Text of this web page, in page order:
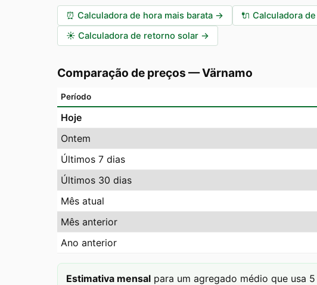
⏰ Calculadora de hora mais barata → 🔌 Calculadora
☀️ Calculadora de retorno solar →
Comparação de preços —Värnamo
Período
Hoje
Ontem
Últimos 7 dias
Últimos 30 dias
Mês atual
Mês anterior
Ano anterior
Estimativa mensal para um agregado médio que usa